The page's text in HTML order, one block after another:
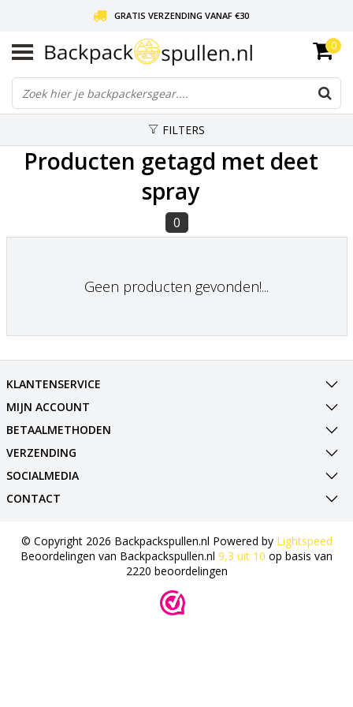
GRATIS VERZENDING VANAF €30
LIEFDE VOOR BACKPACKEN!
30 DAGEN GRATIS RETOUR
0
FILTERS
Producten getagd met deet
spray
0
Geen producten gevonden!...
KLANTENSERVICE
MIJN ACCOUNT
BETAALMETHODEN
VERZENDING
SOCIALMEDIA
CONTACT
© Copyright 2026 Backpackspullen.nl Powered by Lightspeed
Beoordelingen van Backpackspullen.nl 9,3 uit 10 op basis van
2220 beoordelingen